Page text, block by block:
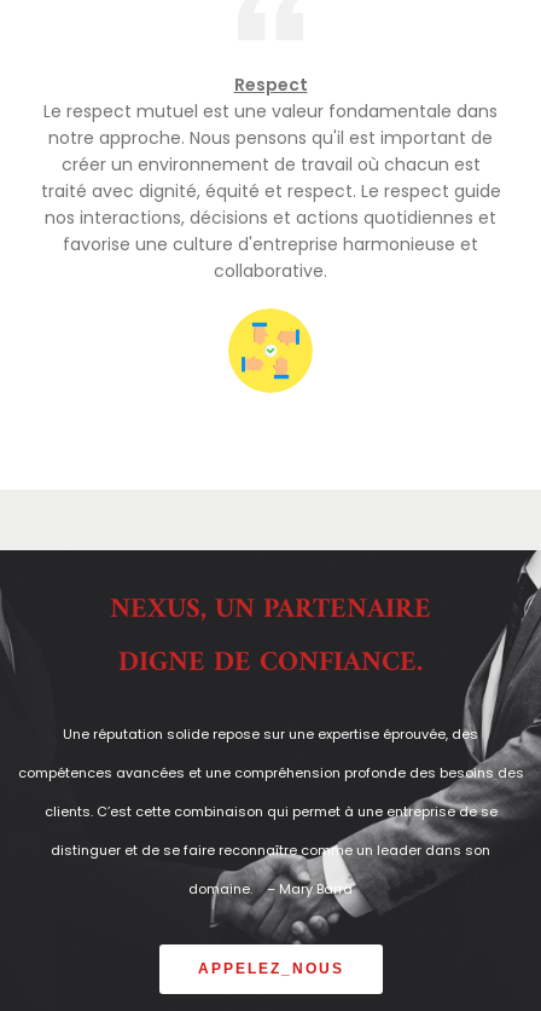
Respect
Le respect mutuel est une valeur fondamentale dans
notre approche. Nous pensons qu'il est important de
créer un environnement de travail où chacun est
traité avec dignité, équité et respect. Le respect guide
nos interactions, décisions et actions quotidiennes et
favorise une culture d'entreprise harmonieuse et
collaborative.
NEXUS, UN PARTENAIRE
DIGNE DE CONFIANCE.
Une réputation solide repose sur une expertise éprouvée, des
compétences avancées et une compréhension profonde des besoins des
clients. C’est cette combinaison qui permet à une entreprise de se
distinguer et de se faire reconnaître comme un leader dans son
domaine. – Mary Barra
APPELEZ_NOUS